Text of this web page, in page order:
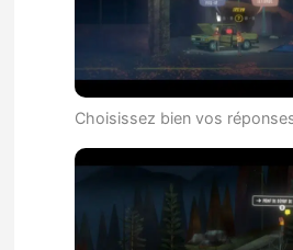
Choisissez bien vos